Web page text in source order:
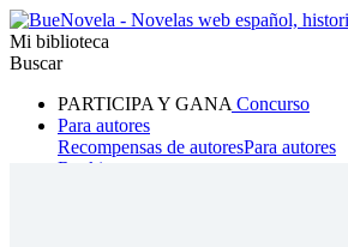
Mi biblioteca
Buscar
PARTICIPA Y GANA Concurso
Para autores
Recompensas de autoresPara autores
Ranking